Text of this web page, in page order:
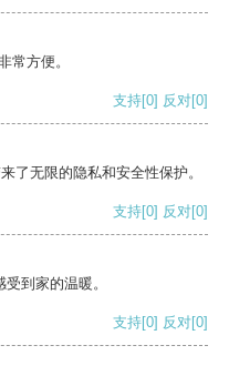
常方便。
支持[0] 反对[0]
了无限的隐私和安全性保护。
支持[0] 反对[0]
到家的温暖。
支持[0] 反对[0]